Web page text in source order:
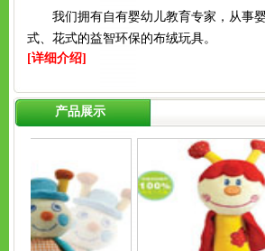
我们拥有自有婴幼儿教育专家，从事婴
式、花式的益智环保的布绒玩具。
[详细介绍]
产品展示